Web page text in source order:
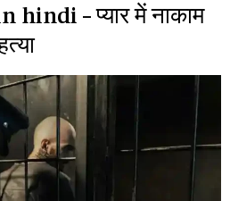
– प्यार में नाकाम